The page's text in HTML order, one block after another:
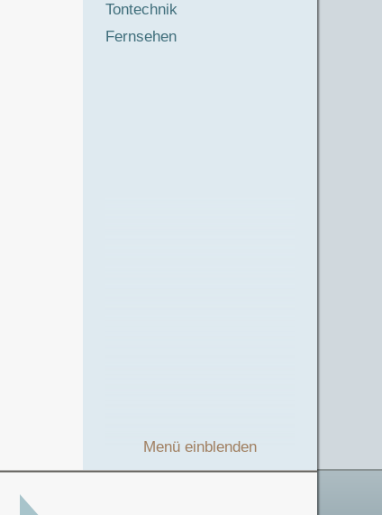
Tontechnik
Fernsehen
Menü einblenden